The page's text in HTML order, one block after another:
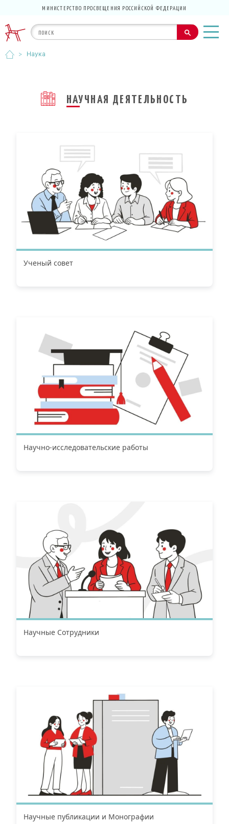
МИНИСТЕРСТВО ПРОСВЕЩЕНИЯ РОССИЙСКОЙ ФЕДЕРАЦИИ
> Наука
НАУЧНАЯ ДЕЯТЕЛЬНОСТЬ
Ученый совет
Научно-исследовательские работы
Научные Сотрудники
Научные публикации и Монографии